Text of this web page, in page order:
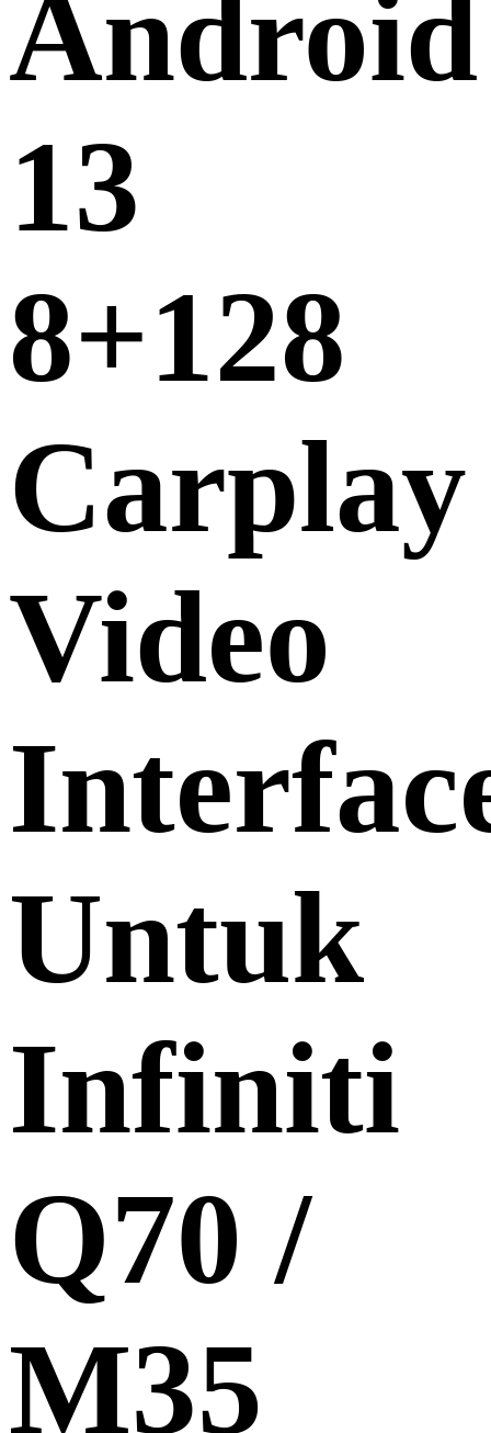
Android
13
8+128
Carplay
Video
Untuk
Infiniti
Q70 /
M35